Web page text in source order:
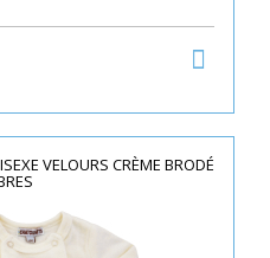
VELOURS CRÈME BRODÉ